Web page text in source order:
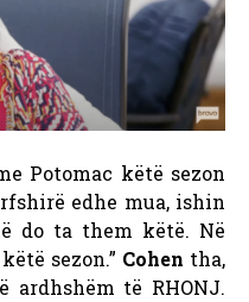
Potomac këtë sezon
edhe mua, ishin
do ta them këtë. Në
sezon.” Cohen tha,
të RHONJ.